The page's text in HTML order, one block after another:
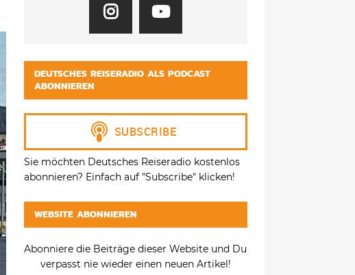
DEUTSCHES REISERADIO ALS PODCAST
ABONNIEREN
Sie möchten Deutsches Reiseradio kostenlos
abonnieren? Einfach auf "Subscribe" klicken!
WEBSITE ABONNIEREN
Abonniere die Beiträge dieser Website und Du
verpasst nie wieder einen neuen Artikel!